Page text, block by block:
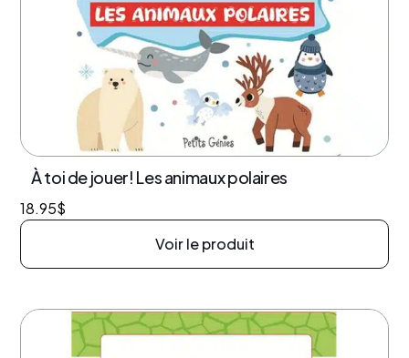
À toi de jouer! Les animaux polaires
18.95$
Voir le produit